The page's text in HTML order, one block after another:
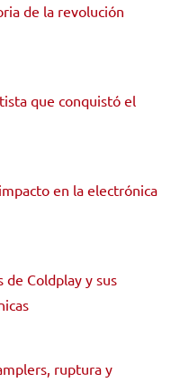
de la revolución
que conquistó el
en la electrónica
de Coldplay y sus
ruptura y